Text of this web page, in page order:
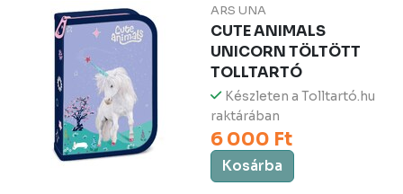
ARS UNA
CUTE ANIMALS
UNICORN TÖLTÖTT
TOLLTARTÓ
Készleten a Tolltartó.hu
raktárában
6 000 Ft
Kosárba